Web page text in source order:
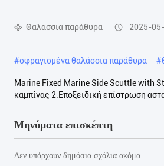
Θαλάσσια παράθυρα 2025-
#σφραγισμένα θαλάσσια παράθυρα #
Marine Fixed Marine Side Scuttle with
καμπίνας 2.Εποξειδική επίστρωση
Μηνύματα επισκέπτη
Δεν υπάρχουν δημόσια σχόλια ακόμα